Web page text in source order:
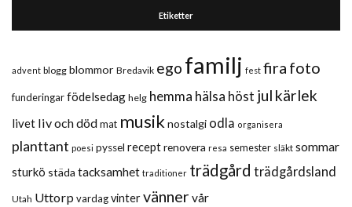
Etiketter
advent blogg blommor Bredavik ego familj fest fira foto
funderingarfödelsedag helg hemma hälsa höst jul kärlek
livet liv och dödmat musik nostalgi odla organisera
planttant poesi pyssel receptrenovera resa semester släkt sommar
sturkö städa tacksamhet traditioner trädgård trädgårdsland
Utah Uttorp vardagvintervänner vår